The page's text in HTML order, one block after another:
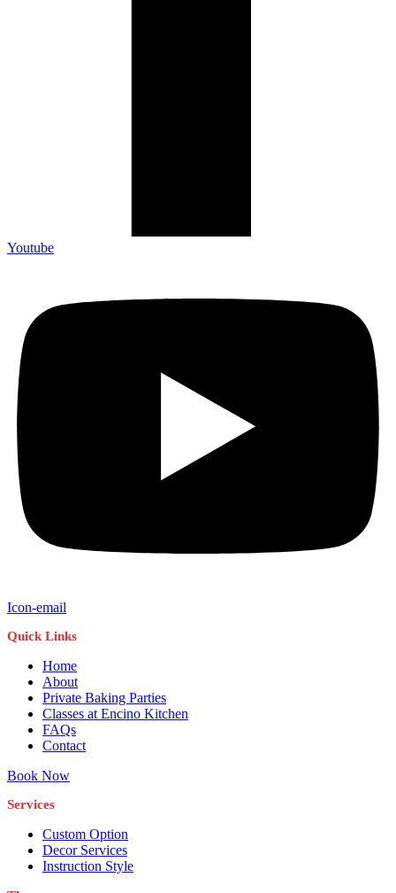
Youtube
Icon-email
Quick Links
Home
About
Private Baking Parties
Classes at Encino Kitchen
FAQs
Contact
Book Now
Services
Custom Option
Decor Services
Instruction Style